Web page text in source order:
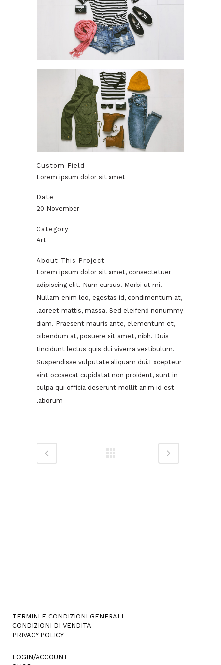
Custom Field
Lorem ipsum dolor sit amet
Date
20 November
Category
Art
About This Project
Lorem ipsum dolor sit amet, consectetuer
adipiscing elit. Nam cursus. Morbi ut mi.
Nullam enim leo, egestas id, condimentum at,
laoreet mattis, massa. Sed eleifend nonummy
diam. Praesent mauris ante, elementum et,
bibendum at, posuere sit amet, nibh. Duis
tincidunt lectus quis dui viverra vestibulum.
Suspendisse vulputate aliquam dui.Excepteur
sint occaecat cupidatat non proident, sunt in
culpa qui officia deserunt mollit anim id est
laborum
TERMINI E CONDIZIONI GENERALI
CONDIZIONI DI VENDITA
PRIVACY POLICY
LOGIN/ACCOUNT